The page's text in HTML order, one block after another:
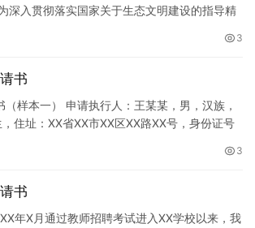
深入贯彻落实国家关于生态文明建设的指导精
3
书
样本一） 申请执行人：王某某，男，汉族，
住址：XX省XX市XX区XX路XX号，身份证号
3
书
年X月通过教师招聘考试进入XX学校以来，我